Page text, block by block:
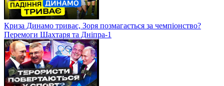
Криза Динамо триває, Зоря позмагається за чемпіонство?
Перемоги Шахтаря та Дніпра-1